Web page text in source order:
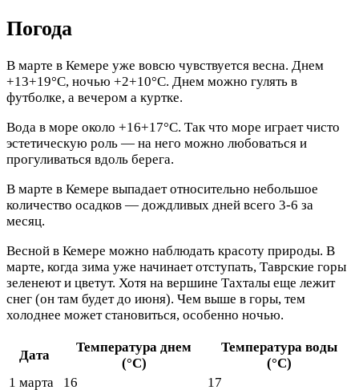
Погода
В марте в Кемере уже вовсю чувствуется весна. Днем
+13+19°C, ночью +2+10°C. Днем можно гулять в
футболке, а вечером а куртке.
Вода в море около +16+17°C. Так что море играет чисто
эстетическую роль — на него можно любоваться и
прогуливаться вдоль берега.
В марте в Кемере выпадает относительно небольшое
количество осадков — дождливых дней всего 3-6 за
месяц.
Весной в Кемере можно наблюдать красоту природы. В
марте, когда зима уже начинает отступать, Таврские горы
зеленеют и цветут. Хотя на вершине Тахталы еще лежит
снег (он там будет до июня). Чем выше в горы, тем
холоднее может становиться, особенно ночью.
Дата
Температура днем
(°C)
Температура воды
(°C)
1 марта
16
17